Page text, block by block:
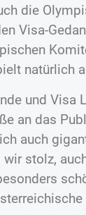
die
Visa-
natürlich
und
an das
auch
stolz,